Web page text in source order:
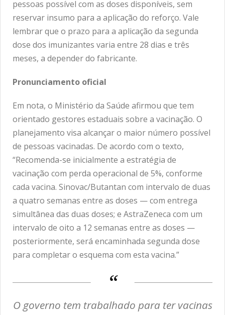
pessoas possível com as doses disponíveis, sem
reservar insumo para a aplicação do reforço. Vale
lembrar que o prazo para a aplicação da segunda
dose dos imunizantes varia entre 28 dias e três
meses, a depender do fabricante.
Pronunciamento oficial
Em nota, o Ministério da Saúde afirmou que tem
orientado gestores estaduais sobre a vacinação. O
planejamento visa alcançar o maior número possível
de pessoas vacinadas. De acordo com o texto,
“Recomenda-se inicialmente a estratégia de
vacinação com perda operacional de 5%, conforme
cada vacina. Sinovac/Butantan com intervalo de duas
a quatro semanas entre as doses — com entrega
simultânea das duas doses; e AstraZeneca com um
intervalo de oito a 12 semanas entre as doses —
posteriormente, será encaminhada segunda dose
para completar o esquema com esta vacina.”
O governo tem trabalhado para ter vacinas